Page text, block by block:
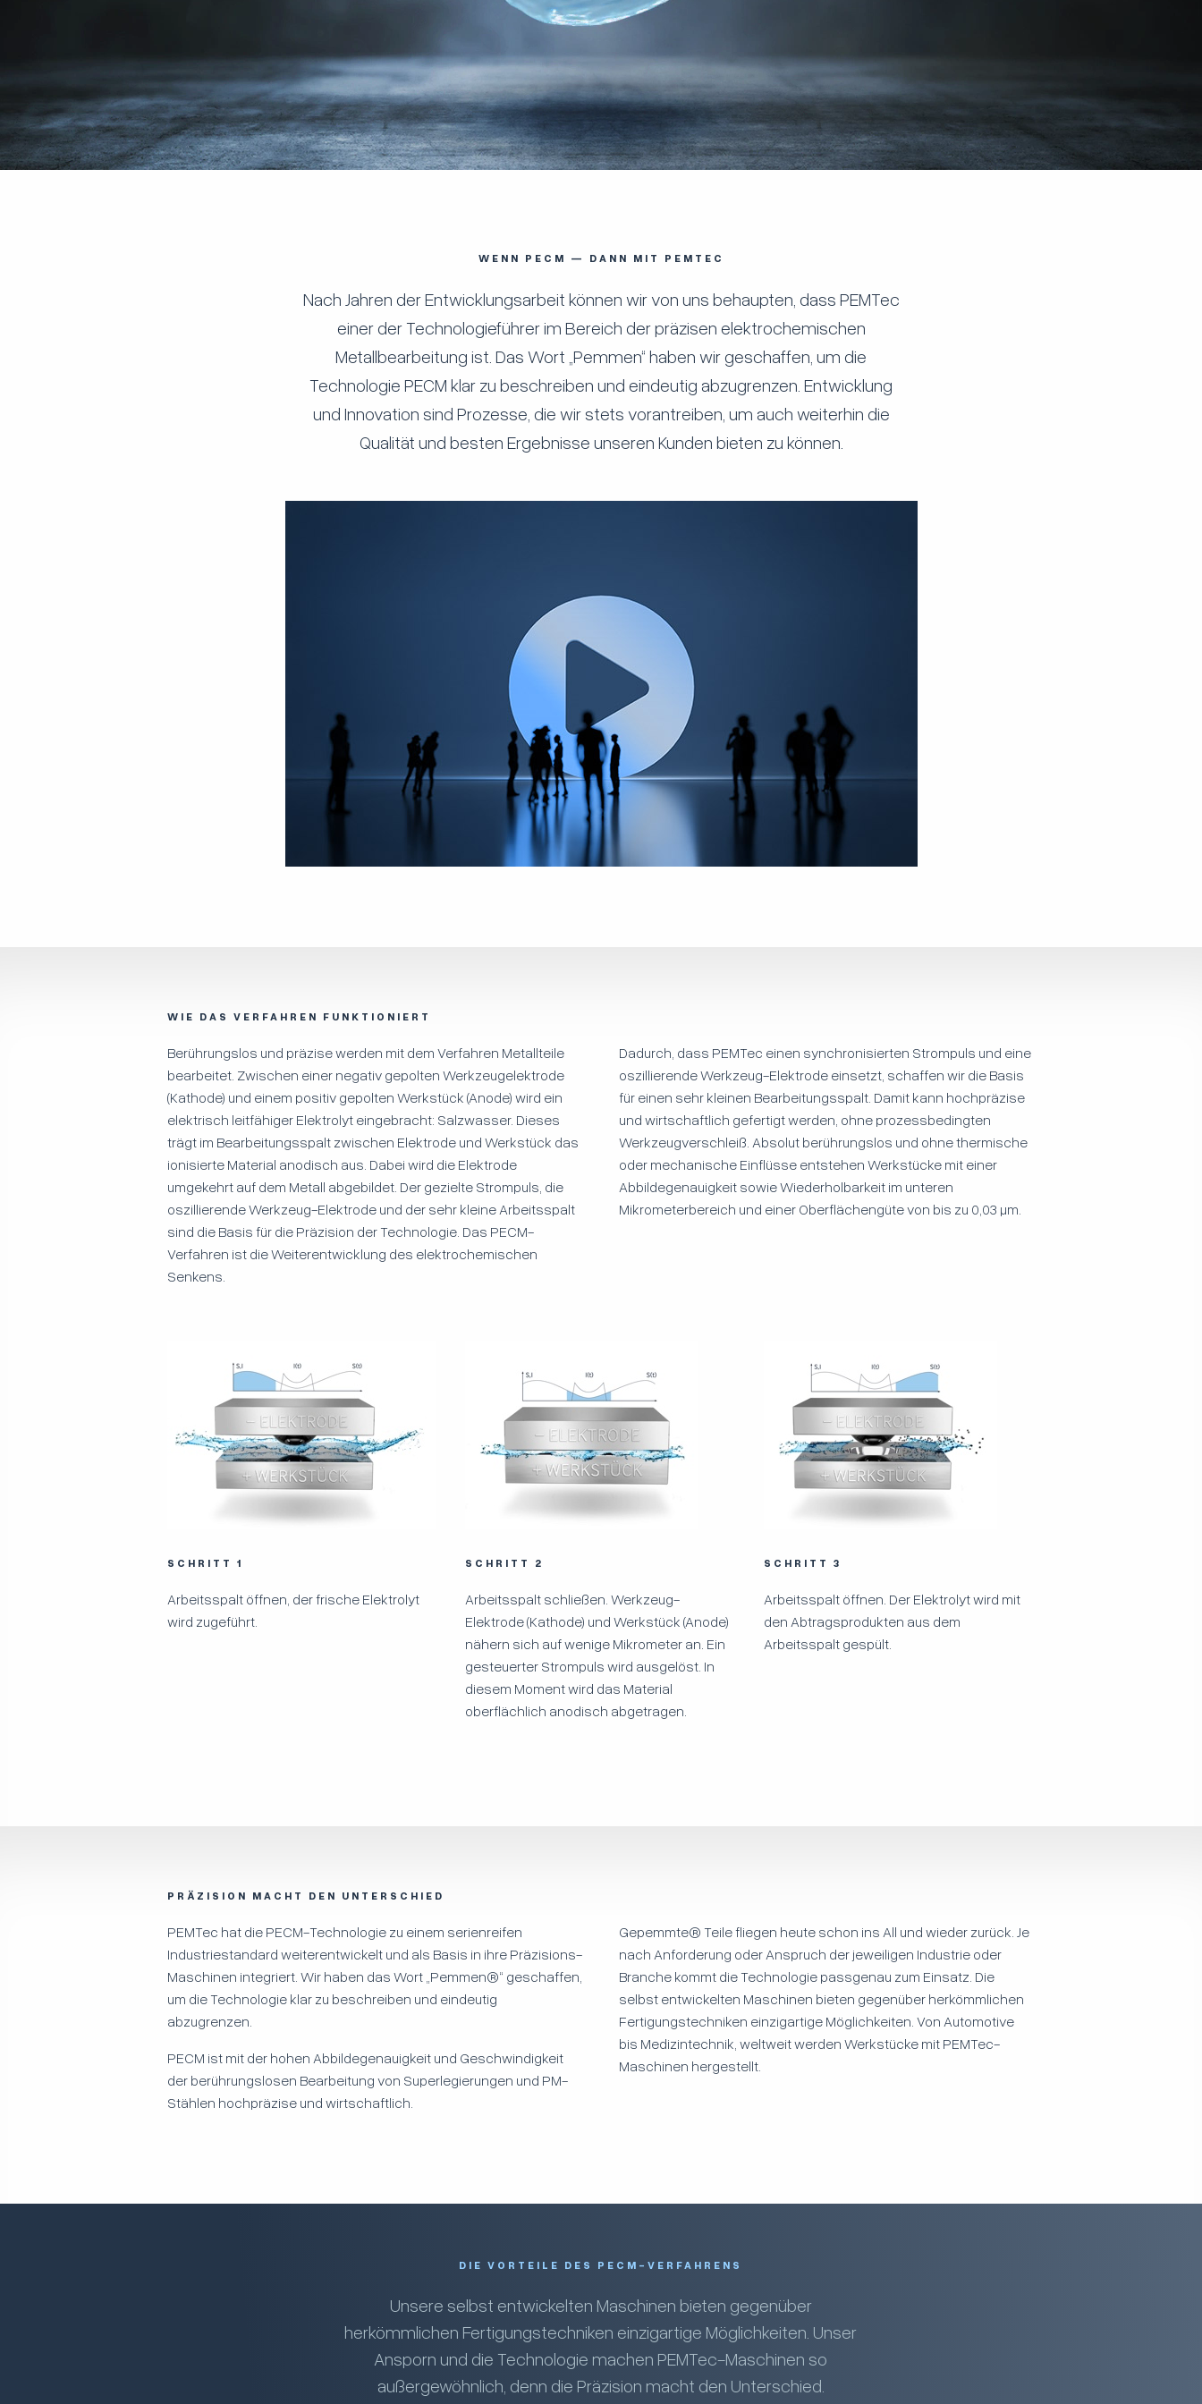
WENN PECM — DANN MIT PEMTEC
Nach Jahren der Entwicklungsarbeit können wir von uns behaupten, dass PEMTec
einer der Technologieführer im Bereich der präzisen elektrochemischen
Metallbearbeitung ist. Das Wort „Pemmen“ haben wir geschaffen, um die
Technologie PECM klar zu beschreiben und eindeutig abzugrenzen. Entwicklung
und Innovation sind Prozesse, die wir stets vorantreiben, um auch weiterhin die
Qualität und besten Ergebnisse unseren Kunden bieten zu können.
WIE DAS VERFAHREN FUNKTIONIERT
Berührungslos und präzise werden mit dem Verfahren Metallteile
bearbeitet. Zwischen einer negativ gepolten Werkzeugelektrode
(Kathode) und einem positiv gepolten Werkstück (Anode) wird ein
elektrisch leitfähiger Elektrolyt eingebracht: Salzwasser. Dieses
trägt im Bearbeitungsspalt zwischen Elektrode und Werkstück das
ionisierte Material anodisch aus. Dabei wird die Elektrode
umgekehrt auf dem Metall abgebildet. Der gezielte Strompuls, die
oszillierende Werkzeug-Elektrode und der sehr kleine Arbeitsspalt
sind die Basis für die Präzision der Technologie. Das PECM-
Verfahren ist die Weiterentwicklung des elektrochemischen
Senkens.
Dadurch, dass PEMTec einen synchronisierten Strompuls und eine
oszillierende Werkzeug-Elektrode einsetzt, schaffen wir die Basis
für einen sehr kleinen Bearbeitungsspalt. Damit kann hochpräzise
und wirtschaftlich gefertigt werden, ohne prozessbedingten
Werkzeugverschleiß. Absolut berührungslos und ohne thermische
oder mechanische Einflüsse entstehen Werkstücke mit einer
Abbildegenauigkeit sowie Wiederholbarkeit im unteren
Mikrometerbereich und einer Oberflächengüte von bis zu 0,03 µm.
SCHRITT 1
Arbeitsspalt öffnen, der frische Elektrolyt
wird zugeführt.
SCHRITT 2
Arbeitsspalt schließen. Werkzeug-
Elektrode (Kathode) und Werkstück (Anode)
nähern sich auf wenige Mikrometer an. Ein
gesteuerter Strompuls wird ausgelöst. In
diesem Moment wird das Material
oberflächlich anodisch abgetragen.
SCHRITT 3
Arbeitsspalt öffnen. Der Elektrolyt wird mit
den Abtragsprodukten aus dem
Arbeitsspalt gespült.
PRÄZISION MACHT DEN UNTERSCHIED
PEMTec hat die PECM-Technologie zu einem serienreifen
Industriestandard weiterentwickelt und als Basis in ihre Präzisions-
Maschinen integriert. Wir haben das Wort „Pemmen®“ geschaffen,
um die Technologie klar zu beschreiben und eindeutig
abzugrenzen.
PECM ist mit der hohen Abbildegenauigkeit und Geschwindigkeit
der berührungslosen Bearbeitung von Superlegierungen und PM-
Stählen hochpräzise und wirtschaftlich.
Gepemmte® Teile fliegen heute schon ins All und wieder zurück. Je
nach Anforderung oder Anspruch der jeweiligen Industrie oder
Branche kommt die Technologie passgenau zum Einsatz. Die
selbst entwickelten Maschinen bieten gegenüber herkömmlichen
Fertigungstechniken einzigartige Möglichkeiten. Von Automotive
bis Medizintechnik, weltweit werden Werkstücke mit PEMTec-
Maschinen hergestellt.
DIE VORTEILE DES PECM-VERFAHRENS
Unsere selbst entwickelten Maschinen bieten gegenüber
herkömmlichen Fertigungstechniken einzigartige Möglichkeiten. Unser
Ansporn und die Technologie machen PEMTec-Maschinen so
außergewöhnlich, denn die Präzision macht den Unterschied.